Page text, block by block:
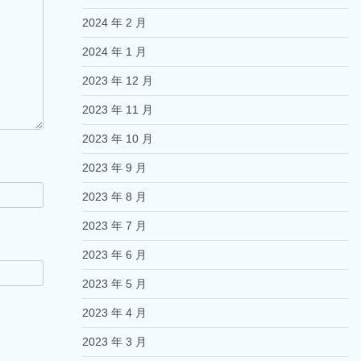
2024 年 2 月
2024 年 1 月
2023 年 12 月
2023 年 11 月
2023 年 10 月
2023 年 9 月
2023 年 8 月
2023 年 7 月
2023 年 6 月
2023 年 5 月
2023 年 4 月
2023 年 3 月